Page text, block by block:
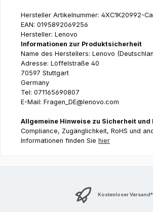
Hersteller Artikelnummer: 4XC1K20992-
EAN: 0195892069256
Hersteller: Lenovo
Informationen zur Produktsicherheit
Name des Herstellers: Lenovo
Adresse: Löffelstraße 40
70597 Stuttgart
Germany
Tel: 071165690807
E-Mail: Fragen_DE@lenovo.com
Allgemeine Hinweise zu Sicherheit
Compliance, Zugänglichkeit, RoHS und
Informationen finden Sie hier
Kostenloser Versand*